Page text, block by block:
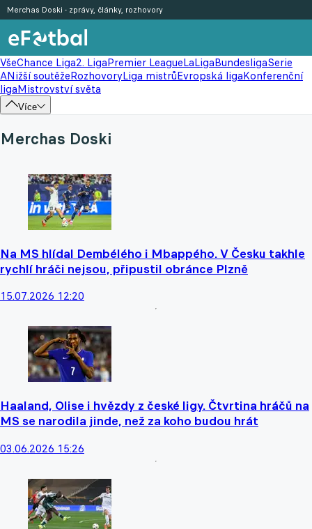
VšeChance Liga2. LigaPremier LeagueLaLigaBundesligaSerie
ANižší soutěžeRozhovoryLiga mistrůEvropská ligaKonferenční
ligaMistrovství světa
Více
Merchas Doski - zprávy, články, rozhovory
Merchas Doski
Na MS hlídal Dembélého i Mbappého. V Česku takhle
rychlí hráči nejsou, připustil obránce Plzně
15.07.2026 12:20
Haaland, Olise i hvězdy z české ligy. Čtvrtina hráčů na
MS se narodila jinde, než za koho budou hrát
03.06.2026 15:26